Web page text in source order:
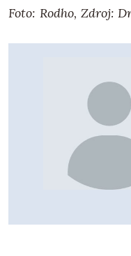
Foto: Rodho, Zdroj: